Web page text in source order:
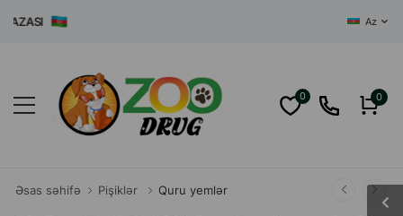
Az
0 0
Əsas səhifə Pişiklər Quru yemlər